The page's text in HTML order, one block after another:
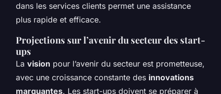
dans les services clients permet une assistance
plus rapide et efficace.
Projections sur l’avenir du secteur des start-
ups
La vision pour l’avenir du secteur est prometteuse,
avec une croissance constante des innovations
marquantes. Les start-ups doivent se préparer à